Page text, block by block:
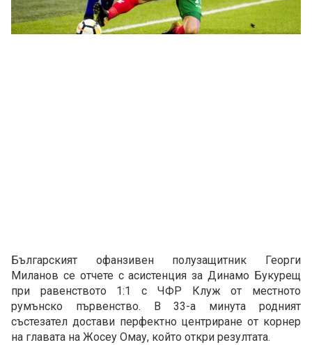
Българският офанзивен полузащитник Георги
Миланов се отчете с асистенция за Динамо Букурещ
при равенството 1:1 с ЧФР Клуж от местното
румънско първенство. В 33-а минута родният
състезател достави перфектно центриране от корнер
на главата на Жосеу Омау, който откри резултата.